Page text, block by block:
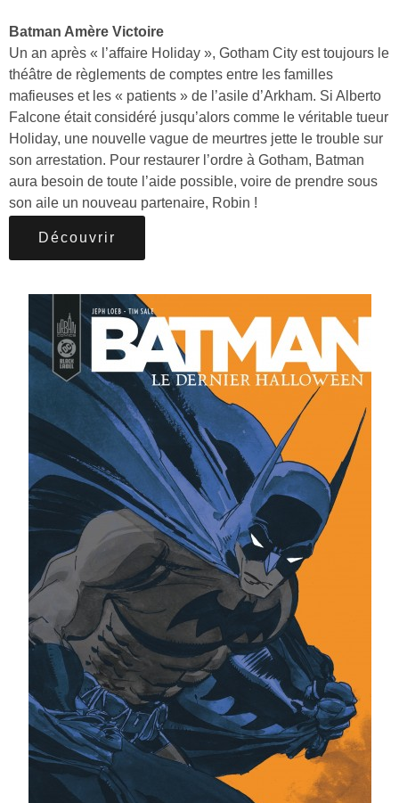
Batman Amère Victoire
Un an après « l’affaire Holiday », Gotham City est toujours le
théâtre de règlements de comptes entre les familles
mafieuses et les « patients » de l’asile d’Arkham. Si Alberto
Falcone était considéré jusqu’alors comme le véritable tueur
Holiday, une nouvelle vague de meurtres jette le trouble sur
son arrestation. Pour restaurer l’ordre à Gotham, Batman
aura besoin de toute l’aide possible, voire de prendre sous
son aile un nouveau partenaire, Robin !
Découvrir